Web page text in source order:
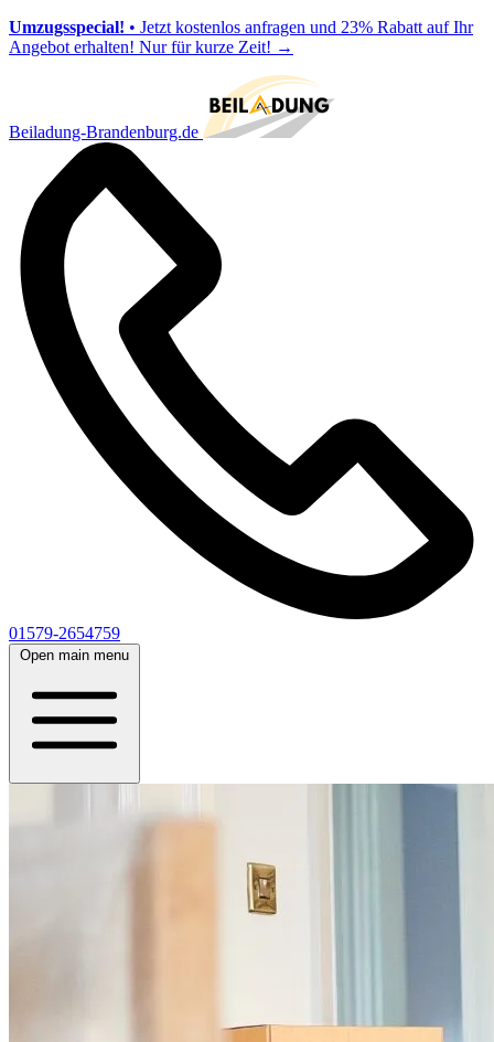
Umzugsspecial! • Jetzt kostenlos anfragen und 23% Rabatt auf Ihr
Angebot erhalten! Nur für kurze Zeit! →
Beiladung-Brandenburg.de
01579-2654759
Open main menu